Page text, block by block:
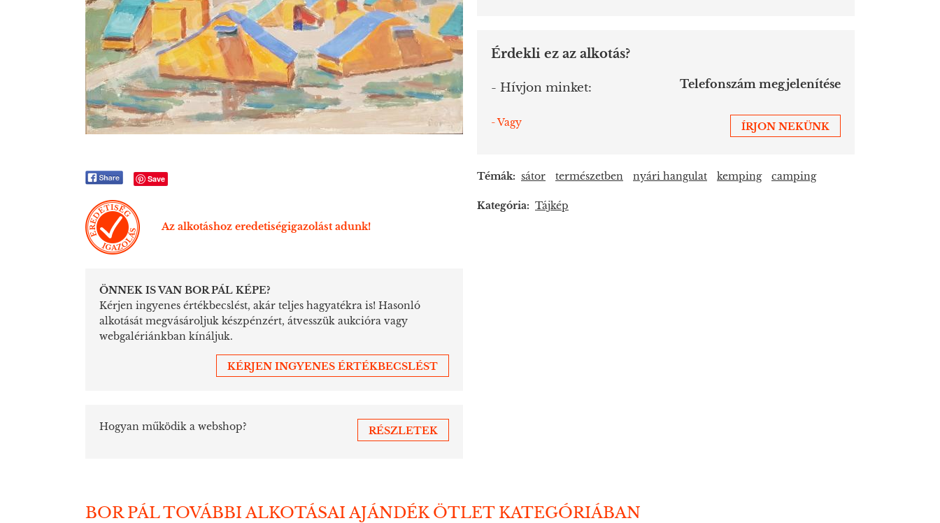
Save
Az alkotáshoz eredetiségigazolást adunk!
ÖNNEK IS VAN BOR PÁL KÉPE?
Kérjen ingyenes értékbecslést, akár teljes hagyatékra is! Hasonló
alkotását megvásároljuk készpénzért, átvesszük aukcióra vagy
webgalériánkban kínáljuk.
KÉRJEN INGYENES ÉRTÉKBECSLÉST
Hogyan működik a webshop? RÉSZLETEK
Érdekli ez az alkotás?
- Hívjon minket: Telefonszám megjelenítése
- Vagy ÍRJON NEKÜNK
Témák: sátor természetben nyári hangulat kemping camping
Kategória: Tájkép
BOR PÁL TOVÁBBI ALKOTÁSAI AJÁNDÉK ÖTLET KATEGÓRIÁBAN